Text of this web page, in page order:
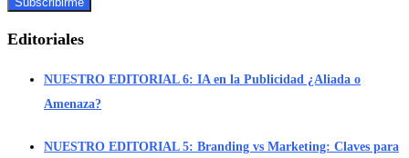
Editoriales
NUESTRO EDITORIAL 6: IA en la Publicidad ¿Aliada o
Amenaza?
NUESTRO EDITORIAL 5: Branding vs Marketing: Claves para